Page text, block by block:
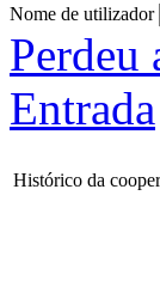
Nome de utilizador
Perdeu
Entrada
Histórico da